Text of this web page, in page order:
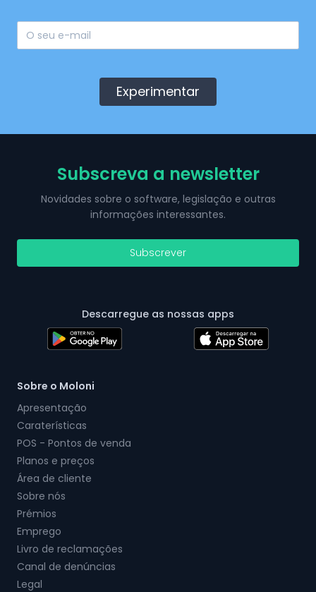
Experimentar
Subscreva a newsletter
Novidades sobre o software, legislação e outras
informações interessantes.
Subscrever
Descarregue as nossas apps
Sobre o Moloni
Apresentação
Caraterísticas
POS - Pontos de venda
Planos e preços
Área de cliente
Sobre nós
Prémios
Emprego
Livro de reclamações
Canal de denúncias
Legal